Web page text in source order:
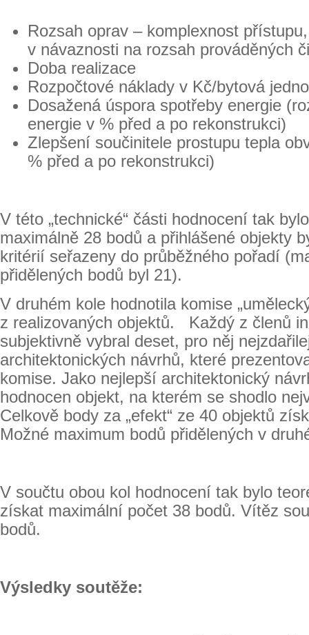
Rozsah oprav – komplexnost
v návaznosti na rozsah prováděných
Doba realizace
Rozpočtové náklady v Kč/bytová
Dosažená úspora spotřeby energie
energie v % před a po rekonstrukci)
Zlepšení součinitele prostupu tepla
% před a po rekonstrukci)
V této „technické“ části hodnocení tak
maximálně 28 bodů a přihlášené objekty
kritérií seřazeny do průběžného pořadí
přidělených bodů byl 21).
V druhém kole hodnotila komise
z realizovaných objektů. Každý z členů
subjektivně vybral deset, pro něj
architektonických návrhů, které
komise. Jako nejlepší architektonický
hodnocen objekt, na kterém se shodlo
Celkově body za „efekt“ ze 40 objektů
Možné maximum bodů přidělených v
V součtu obou kol hodnocení tak bylo
získat maximální počet 38 bodů. Vítěz
bodů.
Výsledky soutěže: